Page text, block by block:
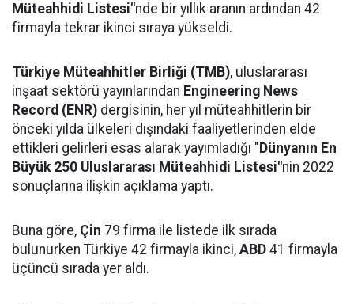
Müteahhidi Listesi"nde bir yıllık aranın ardından 42
firmayla tekrar ikinci sıraya yükseldi.
Türkiye Müteahhitler Birliği (TMB), uluslararası
inşaat sektörü yayınlarından Engineering News
Record (ENR) dergisinin, her yıl müteahhitlerin bir
önceki yılda ülkeleri dışındaki faaliyetlerinden elde
ettikleri gelirleri esas alarak yayımladığı " Dünyanın En
Büyük 250 Uluslararası Müteahhidi Listesi"nin 2022
sonuçlarına ilişkin açıklama yaptı.
Buna göre, Çin 79 firma ile listede ilk sırada
bulunurken Türkiye 42 firmayla ikinci, ABD 41 firmayla
üçüncü sırada yer aldı.